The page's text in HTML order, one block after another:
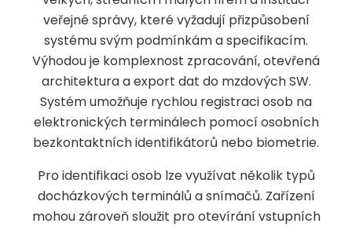
veřejné správy, které vyžadují přizpůsobení
systému svým podmínkám a specifikacím.
Výhodou je komplexnost zpracování, otevřená
architektura a export dat do mzdových SW.
Systém umožňuje rychlou registraci osob na
elektronických terminálech pomocí osobních
bezkontaktních identifikátorů nebo biometrie.
Pro identifikaci osob lze využívat několik typů
docházkových terminálů a snímačů. Zařízení
mohou zároveň sloužit pro otevírání vstupních